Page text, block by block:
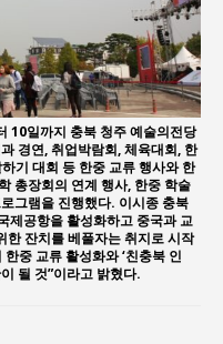
제추행 사건, 무엇이 문제인가?
10일까지 충북 청주 예술의전당
경연, 취업박람회, 체육대회, 한
기 대회 등 한중 교류 행사와 한
총장회의 연계 행사, 한중 학술
그램을 진행했다. 이시종 충북
제공항을 활성화하고 중국과 교
한 잔치를 베풀자는 취지로 시작
중 교류 활성화와 ‘친충북 인
될 것”이라고 밝혔다.